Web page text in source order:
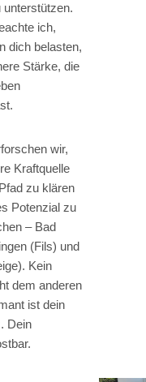
unterstützen.
ich,
dich belasten,
Stärke, die
wir,
Kraftquelle
zu klären
Potenzial zu
– Bad
(Fils) und
Kein
dem anderen
ist dein
Dein